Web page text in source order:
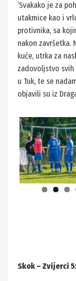
‘Svakako je za
utakmice kao i
protivnika, sa
nakon završetka.
kuće, utrka za
zadovoljstvo
u Tuk, te se
objavili su iz
Previ
Skok – Zvijerci